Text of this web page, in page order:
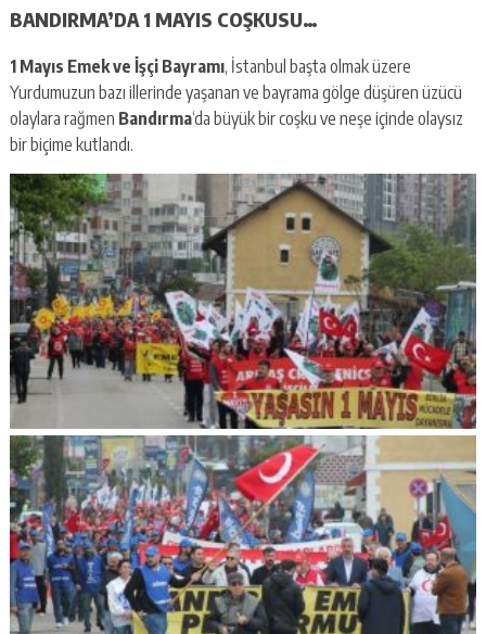
BANDIRMA’DA 1 MAYIS COŞKUSU…
1 Mayıs Emek ve İşçi Bayramı, İstanbul başta olmak üzere
Yurdumuzun bazı illerinde yaşanan ve bayrama gölge düşüren üzücü
olaylara rağmen Bandırma‘da büyük bir coşku ve neşe içinde olaysız
bir biçime kutlandı.